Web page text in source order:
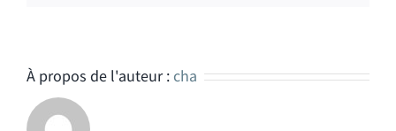
À propos de l'auteur : cha